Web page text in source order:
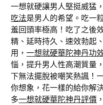
一想就硬讓男人堅挺威猛
吃法是男人的希望。吃一
羞回頭率極高！吃了之後
精、延時持久、速效勃起
用，一想就硬華陀神丹功
惱，提升男人性高潮質量
下無法擺脫被嘲笑熱諷！
你想象，花一樣的給你解
多一想就硬華陀神丹評價